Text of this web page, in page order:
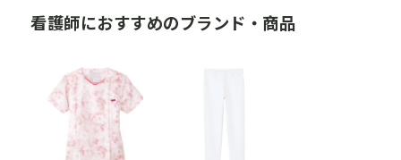
看護師におすすめのブランド・商品